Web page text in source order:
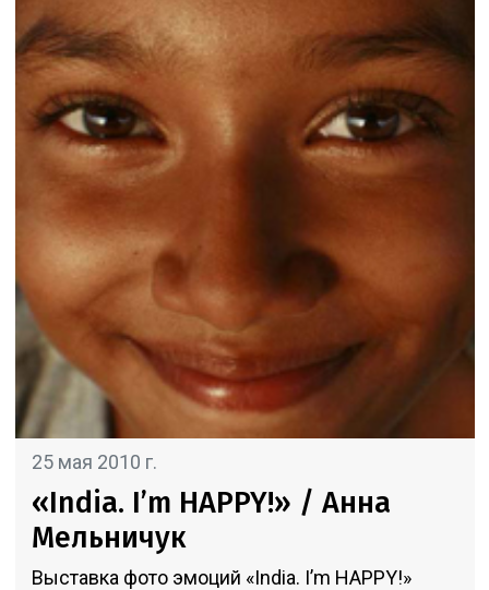
25 мая 2010 г.
«India. I’m HAPPY!» / Анна
Мельничук
Выставка фото эмоций «India. I’m HAPPY!»